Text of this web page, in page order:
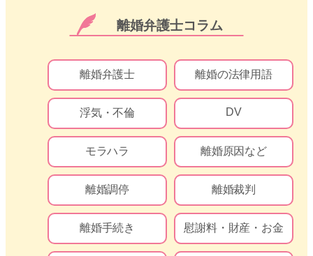
離婚弁護士コラム
離婚弁護士 離婚の法律用語
浮気・不倫 DV
モラハラ 離婚原因など
離婚調停 離婚裁判
離婚手続き 慰謝料・財産・お金